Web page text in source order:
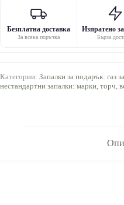
Безплатна доставка
За всяка поръчка
Изпратено
Бърза
Категории: Запалки за подарък: газ
нестандартни запалки: марки, торч,